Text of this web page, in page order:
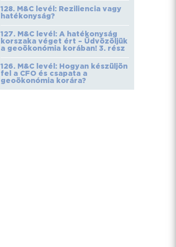
128. M&C levél: Reziliencia vagy
hatékonyság?
127. M&C levél: A hatékonyság
korszaka véget ért – Üdvözöljük
a geoökonómia korában! 3. rész
126. M&C levél: Hogyan készüljön
fel a CFO és csapata a
geoökonómia korára?